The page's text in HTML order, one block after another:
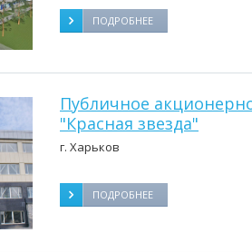
ПОДРОБНЕЕ
Публичное
"Красная звезда"
г. Харьков
ПОДРОБНЕЕ